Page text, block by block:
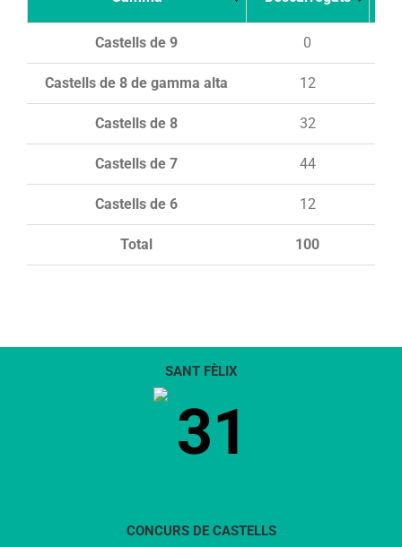
Total 100
Castells de 9 0
Castells de 8 de gamma alta 12
Castells de 8 32
Castells de 7 44
Castells de 6 12
SANT FÈLIX
31
CONCURS DE CASTELLS